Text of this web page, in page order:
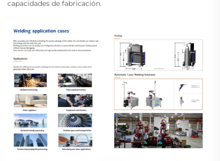
capacidades de fabricación.